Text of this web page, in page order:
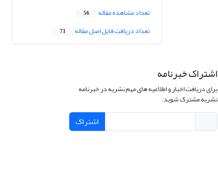
تعداد مشاهده مقاله 56
تعداد دریافت فایل اصل مقاله 71
اشتراک خبرنامه
برای دریافت اخبار و اطلاعیه های مهم نشریه در خبرنامه
نشریه مشترک شوید.
اشتراک